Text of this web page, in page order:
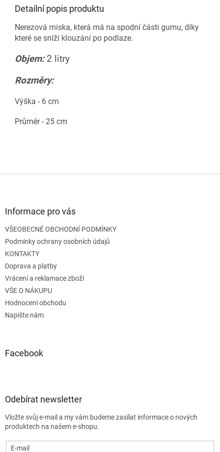
Detailní popis produktu
Nerezová miska, která má na spodní části gumu, díky
které se sníží klouzání po podlaze.
Objem:2 litry
Rozměry:
Výška - 6 cm
Průměr - 25 cm
Informace pro vás
VŠEOBECNÉ OBCHODNÍ PODMÍNKY
Podmínky ochrany osobních údajů
KONTAKTY
Doprava a platby
Vrácení a reklamace zboží
VŠE O NÁKUPU
Hodnocení obchodu
Napište nám
Facebook
Odebírat newsletter
Vložte svůj e-mail a my vám budeme zasílat informace o nových
produktech na našem e-shopu.
E-mail